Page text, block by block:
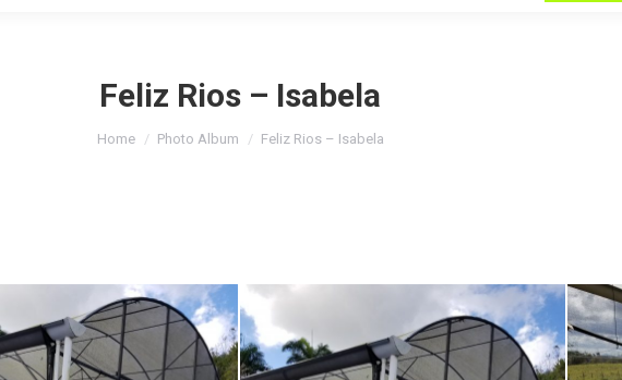
Feliz Rios – Isabela
You are here:
Home Photo Album Feliz Rios – Isabela